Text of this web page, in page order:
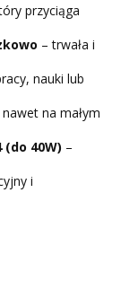
przyciąga
– trwała i
nauki lub
na małym
(do 40W) –
i